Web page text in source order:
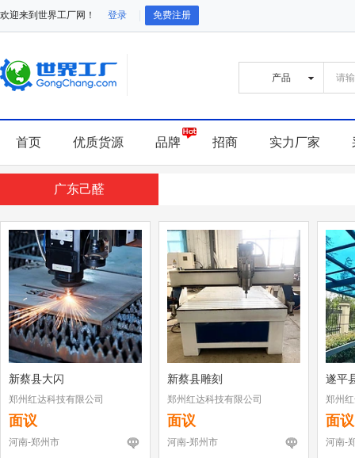
欢迎来到世界工厂网！ 登录 免费注册
首页 优质货源 品牌 招商 实力厂家
广东己醛
新蔡县大闪
郑州红达科技有限公司
面议
河南-郑州市
新蔡县雕刻
郑州红达科技有限公司
面议
河南-郑州市
遂平
郑州
面议
河南-